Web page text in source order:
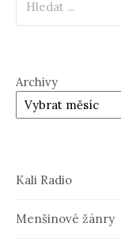
Archivy
Kali Radio
Menšinové žánry